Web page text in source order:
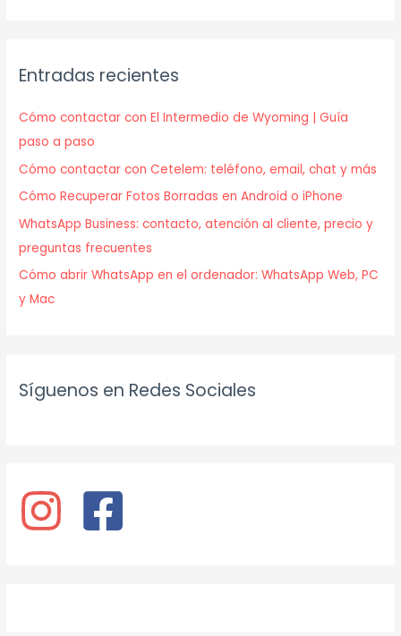
Entradas recientes
Cómo contactar con El Intermedio de Wyoming | Guía
paso a paso
Cómo contactar con Cetelem: teléfono, email, chat y más
Cómo Recuperar Fotos Borradas en Android o iPhone
WhatsApp Business: contacto, atención al cliente, precio y
preguntas frecuentes
Cómo abrir WhatsApp en el ordenador: WhatsApp Web, PC
y Mac
Síguenos en Redes Sociales